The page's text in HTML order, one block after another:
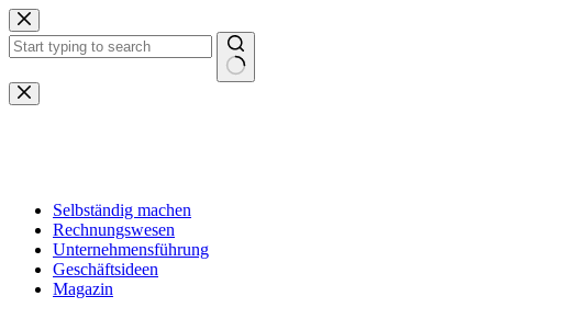
Zum
Inhalt
springen
Keine
Ergebnisse
Selbständig machen
Rechnungswesen
Unternehmensführung
Geschäftsideen
Magazin